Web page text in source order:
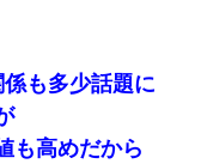
も多少話題に
も高めだから